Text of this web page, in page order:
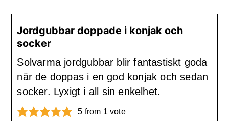
Jordgubbar doppade i konjak och
socker
Solvarma jordgubbar blir fantastiskt goda
när de doppas i en god konjak och sedan
socker. Lyxigt i all sin enkelhet.
5 from 1 vote